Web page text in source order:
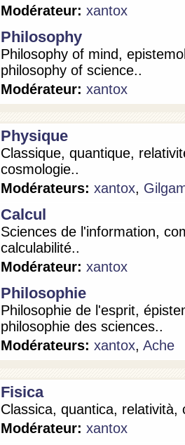
Modérateur: xantox
Philosophy
Philosophy of mind,
philosophy of science..
Modérateur: xantox
Physique
Classique, quantique,
cosmologie..
Modérateurs: xantox,
Calcul
Sciences de l'information,
calculabilité..
Modérateur: xantox
Philosophie
Philosophie de l'esprit,
philosophie des sciences..
Modérateurs: xantox, Ache
Fisica
Classica, quantica, relatività,
Modérateur: xantox